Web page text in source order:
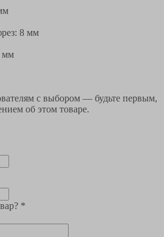
8 мм
мм
с выбором — будьте первым,
об этом товаре.
*